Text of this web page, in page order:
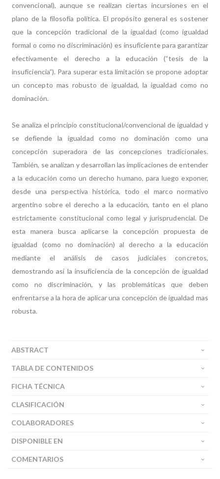
convencional), aunque se realizan ciertas incursiones en el
plano de la filosofía política. El propósito general es sostener
que la concepción tradicional de la igualdad (como igualdad
formal o como no discriminación) es insuficiente para garantizar
efectivamente el derecho a la educación (“tesis de la
insuficiencia”). Para superar esta limitación se propone adoptar
un concepto mas robusto de igualdad, la igualdad como no
dominación.
Se analiza el principio constitucional/convencional de igualdad y
se defiende la igualdad como no dominación como una
concepción superadora de las concepciones tradicionales.
También, se analizan y desarrollan las implicaciones de entender
a la educación como un derecho humano, para luego exponer,
desde una perspectiva histórica, todo el marco normativo
argentino sobre el derecho a la educación, tanto en el plano
estrictamente constitucional como legal y jurisprudencial. De
esta manera busca aplicarse la concepción propuesta de
igualdad (como no dominación) al derecho a la educación
mediante el análisis de casos judiciales concretos,
demostrando así la insuficiencia de la concepción de igualdad
como no discriminación, y las problemáticas que deben
enfrentarse a la hora de aplicar una concepción de igualdad mas
robusta.
ABSTRACT
TABLA DE CONTENIDOS
FICHA TÉCNICA
CLASIFICACIÓN
COLABORADORES
DISPONIBLE EN
COMENTARIOS